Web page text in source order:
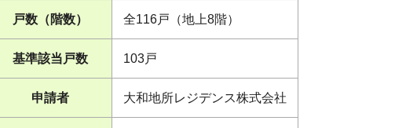
戸数（階数） 全116戸（地上8階）
基準該当戸数 103戸
申請者 大和地所レジデンス株式会社